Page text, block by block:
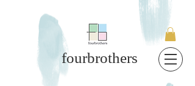
fourbrothers